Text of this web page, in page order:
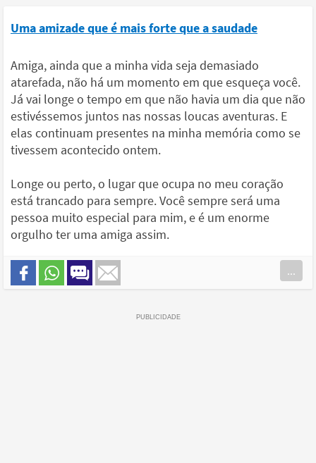
Uma amizade que é mais forte que a saudade
Amiga, ainda que a minha vida seja demasiado
atarefada, não há um momento em que esqueça você.
Já vai longe o tempo em que não havia um dia que não
estivéssemos juntos nas nossas loucas aventuras. E
elas continuam presentes na minha memória como se
tivessem acontecido ontem.
Longe ou perto, o lugar que ocupa no meu coração
está trancado para sempre. Você sempre será uma
pessoa muito especial para mim, e é um enorme
orgulho ter uma amiga assim.
...